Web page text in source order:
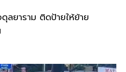
ลยาราม ติดป้ายให้ย้าย